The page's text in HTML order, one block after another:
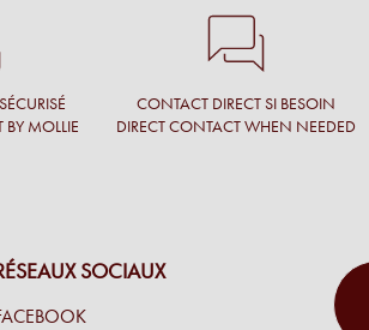
BY MOLLIE
CONTACT DIRECT SI BESOIN
DIRECT CONTACT WHEN NEEDED
SOCIAUX